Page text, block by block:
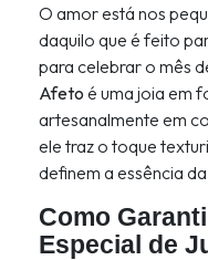
O amor está nos
daquilo que é feito
para celebrar o mês
Afeto é uma joia em
artesanalmente em
ele traz o toque
definem a essência da
Como
Especial de